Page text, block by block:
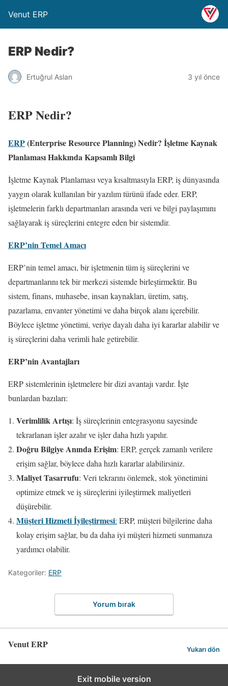
Venut ERP
ERP Nedir?
Ertuğrul Aslan 3 yıl önce
ERP Nedir?
ERP(Enterprise Resource Planning) Nedir? İşletme Kaynak
Planlaması Hakkında Kapsamlı Bilgi
İşletme Kaynak Planlaması veya kısaltmasıyla ERP, iş dünyasında
yaygın olarak kullanılan bir yazılım türünü ifade eder. ERP,
işletmelerin farklı departmanları arasında veri ve bilgi paylaşımını
sağlayarak iş süreçlerini entegre eden bir sistemdir.
ERP’nin Temel Amacı
ERP’nin temel amacı, bir işletmenin tüm iş süreçlerini ve
departmanlarını tek bir merkezi sistemde birleştirmektir. Bu
sistem, finans, muhasebe, insan kaynakları, üretim, satış,
pazarlama, envanter yönetimi ve daha birçok alanı içerebilir.
Böylece işletme yönetimi, veriye dayalı daha iyi kararlar alabilir ve
iş süreçlerini daha verimli hale getirebilir.
ERP’nin Avantajları
ERP sistemlerinin işletmelere bir dizi avantajı vardır. İşte
bunlardan bazıları:
Verimlilik Artışı: İş süreçlerinin entegrasyonu sayesinde
tekrarlanan işler azalır ve işler daha hızlı yapılır.
Doğru Bilgiye Anında Erişim: ERP, gerçek zamanlı verilere
erişim sağlar, böylece daha hızlı kararlar alabilirsiniz.
Maliyet Tasarrufu: Veri tekrarını önlemek, stok yönetimini
optimize etmek ve iş süreçlerini iyileştirmek maliyetleri
düşürebilir.
Müşteri Hizmeti İyileştirmesi: ERP, müşteri bilgilerine daha
kolay erişim sağlar, bu da daha iyi müşteri hizmeti sunmanıza
yardımcı olabilir.
Kategoriler: ERP
Yorum bırak
Venut ERP Yukarı dön
Exit mobile version